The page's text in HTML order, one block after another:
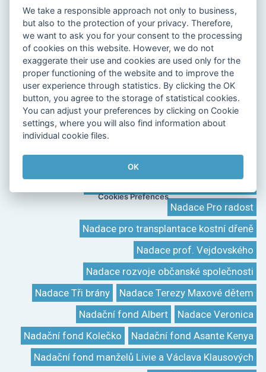
Nadace Dětský mozek
Nadace Divoké husy
Nadace Generali České pojišťovny
Nadace Charty 77
Nadace Ivana Dejmala pro ochranu přírody
Nadace Jedličkova ústavu
Nadace MONETA Clementia
Nadace O2
Nadace Občanského fóra
Nadace ORLEN Unipetrol
Nadace pojišťovny Kooperativa
Nadace Pro radost
Nadace pro transplantace kostní dřeně
Nadace prof. Vejdovského
Nadace rozvoje občanské společnosti
Nadace Terezy Maxové dětem
Nadace Tři brány
Nadace Veronica
Nadační fond Albert
Nadační fond Asante Kenya
Nadační fond Kolečko
Nadační fond manželů Livie a Václava Klausových
We take a responsible approach not only to business,
but also to the protection of your privacy. Therefore,
we want to ask you for your consent to the processing
of cookies on this website. However, we do not
exaggerate their use and cookies are used only for the
proper functioning of the website and to improve the
user experience through statistics. By clicking the OK
button, you agree to the storage of statistical cookies.
You can adjust your preferences by clicking on Cookie
settings, where you will also find information about
individual cookie files.
OK
Cookies Prefences